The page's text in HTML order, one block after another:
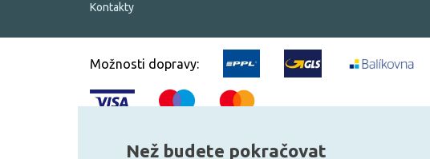
Kontakty
Možnosti dopravy:
© 2010–2026 Všechna práva vyhrazena.žárovky.cz
Než budete pokračovat